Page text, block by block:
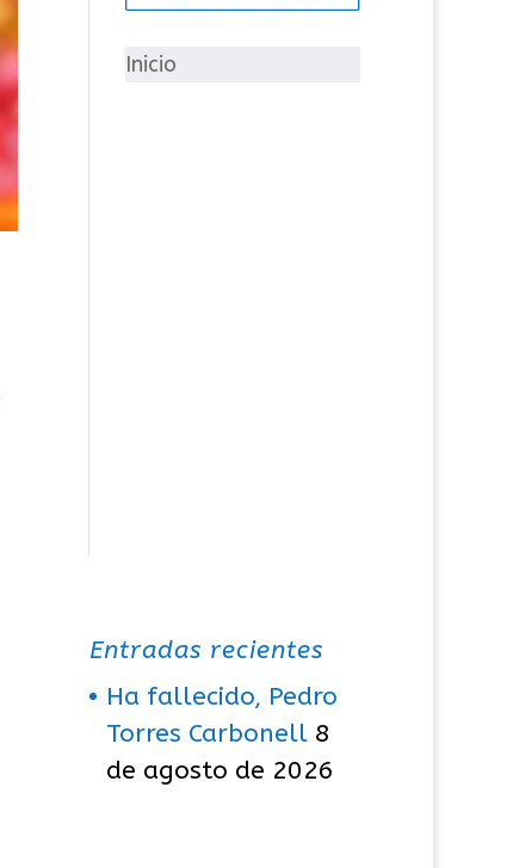
íInicio
Entradas recientes
Ha fallecido, Pedro
Torres Carbonell 8
de agosto de 2026